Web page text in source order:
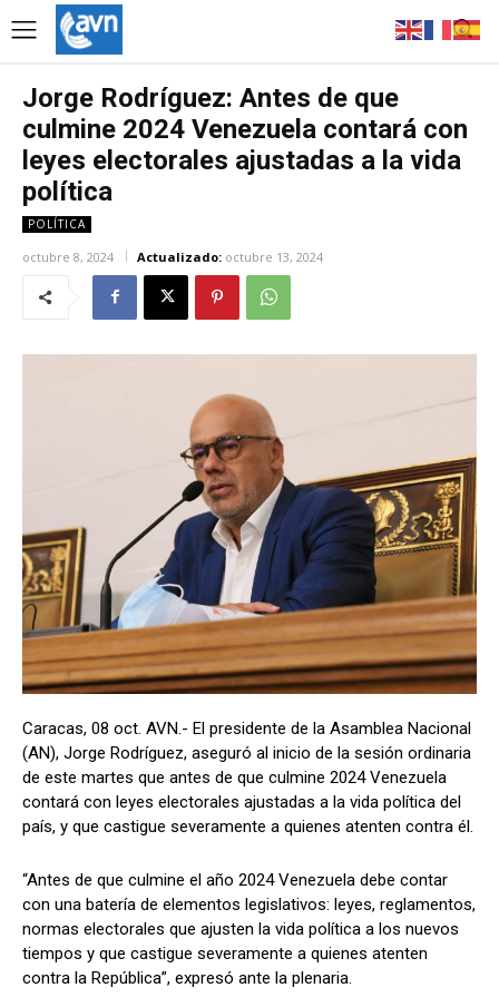
Jorge Rodríguez: Antes de que
culmine 2024 Venezuela contará con
leyes electorales ajustadas a la vida
política
POLÍTICA
octubre 8, 2024 Actualizado: octubre 13, 2024
Caracas, 08 oct. AVN.- El presidente de la Asamblea Nacional
(AN), Jorge Rodríguez, aseguró al inicio de la sesión ordinaria
de este martes que antes de que culmine 2024 Venezuela
contará con leyes electorales ajustadas a la vida política del
país, y que castigue severamente a quienes atenten contra él.
“Antes de que culmine el año 2024 Venezuela debe contar
con una batería de elementos legislativos: leyes, reglamentos,
normas electorales que ajusten la vida política a los nuevos
tiempos y que castigue severamente a quienes atenten
contra la República”, expresó ante la plenaria.